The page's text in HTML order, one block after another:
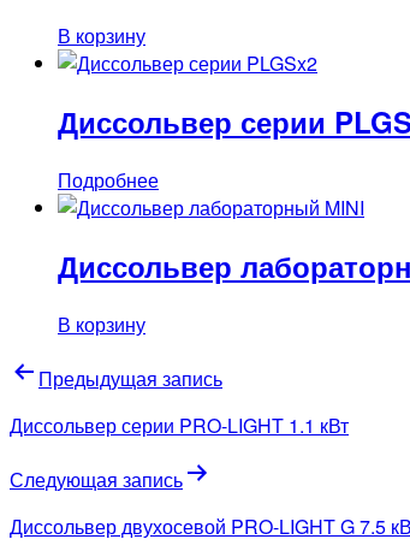
В корзину
Диссольвер серии
Подробнее
Диссольвер
В корзину
Навигация
по
Предыдущая запись
Диссольвер серии PRO-LIGHT 1.1 кВт
Следующая запись
Диссольвер двухосевой PRO-LIGHT G 7.5